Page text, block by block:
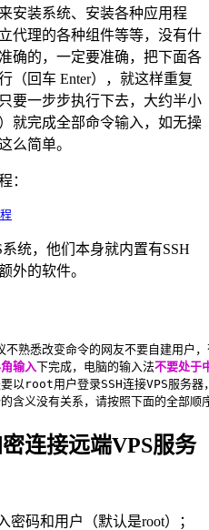
安装系统、安装各种应用程
代理的各种组件等等，没有什
确的，一定要准确，把下面各
（回车 Enter），就这样重复
要一步步执行下去，大约半小
就完成全部命令输入，如无操
么简单。
：
统，他们本身就内置有SSH
外的软件。
不熟悉改变命令的网友不要自建用户
输入下完成，电脑的输入法不要处于
以root用户登录SSH连接VPS服务器
含义没有关系，请按照下面的全部
连接远端VPS服务
码和用户（默认是root）；